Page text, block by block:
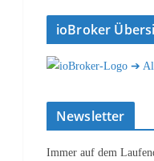
ioBroker
➔
Newsletter
Immer auf dem